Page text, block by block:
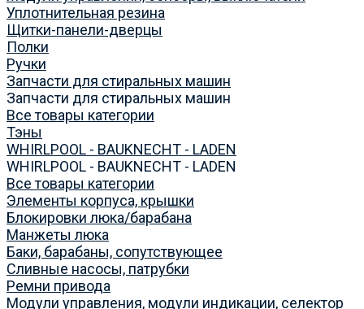
Уплотнительная резина
Щитки-панели-дверцы
Полки
Ручки
Запчасти для стиральных машин
Запчасти для стиральных машин
Все товары категории
Тэны
WHIRLPOOL - BAUKNECHT - LADEN
WHIRLPOOL - BAUKNECHT - LADEN
Все товары категории
Элементы корпуса, крышки
Блокировки люка/барабана
Манжеты люка
Баки, барабаны, сопутствующее
Сливные насосы, патрубки
Ремни привода
Модули управления, модули индикации, селектор